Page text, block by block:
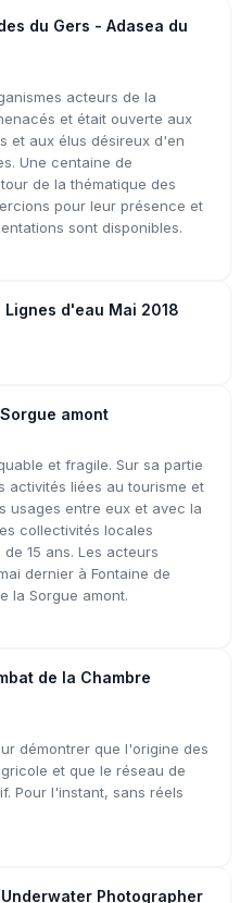
du Gers - Adasea du
acteurs de la
et était ouverte aux
et aux élus désireux d'en
Une centaine de
de la thématique des
pour leur présence et
sont disponibles.
d'eau Mai 2018
amont
et fragile. Sur sa partie
activités liées au tourisme et
usages entre eux et avec la
collectivités locales
15 ans. Les acteurs
dernier à Fontaine de
la Sorgue amont.
de la Chambre
démontrer que l'origine des
et que le réseau de
Pour l'instant, sans réels
Photographer